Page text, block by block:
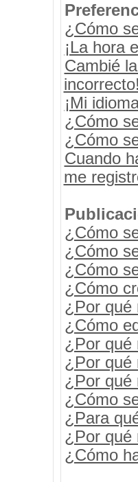
¿Cómo
¡La hora
Cambié
incorrecto!
¡Mi
¿Cómo
¿Cómo
Cuando
me
¿Cómo
¿Cómo
¿Cómo
¿Cómo
¿Por qué
¿Cómo
¿Por qué
¿Por qué
¿Por qué
¿Cómo
¿Para
¿Por qué
¿Cómo